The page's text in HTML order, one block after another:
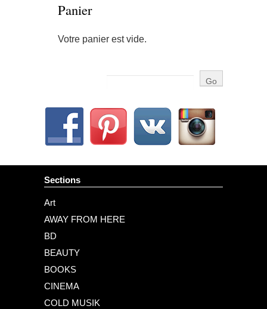
Panier
Votre panier est vide.
Sections
Art
AWAY FROM HERE
BD
BEAUTY
BOOKS
CINEMA
COLD MUSIK